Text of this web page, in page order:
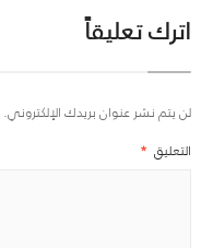
اترك تعليقاً
لن يتم نشر عنوان بريدك الإلكتروني.
التعليق *